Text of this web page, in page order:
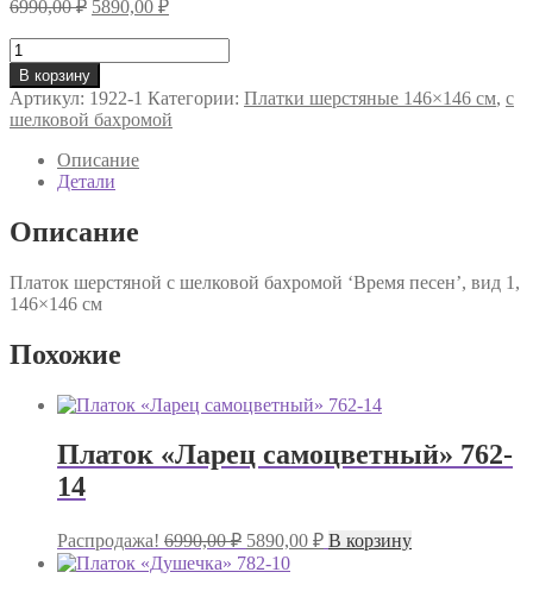
6990,00₽
составляла
6990,00 ₽.
5890,00 ₽
Количество
товара
Платок
«Время
песен»
1922-
В корзину
Артикул: 1922-1 Категории: Платки шерстяные 146×146 см, с
шелковой бахромой
Описание
Детали
Описание
Платок шерстяной с шелковой бахромой ‘Время песен’, вид 1,
146×146 см
Похожие
Платок «Ларец самоцветный» 762-
14
Распродажа! 6990,00₽ Первоначальная
цена
составляла
5890,00 ₽Текущая
цена:
В корзину